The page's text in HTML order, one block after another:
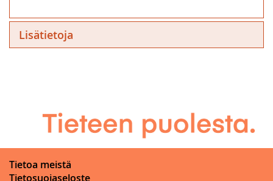
Lisätietoja
Tietoa meistä
Tietosuojaseloste